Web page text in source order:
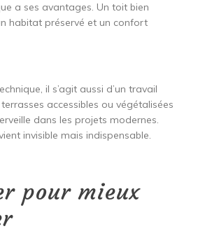
a ses avantages. Un toit bien
habitat préservé et un confort
il s’agit aussi d’un travail
accessibles ou végétalisées
dans les projets modernes.
invisible mais indispensable.
pour mieux